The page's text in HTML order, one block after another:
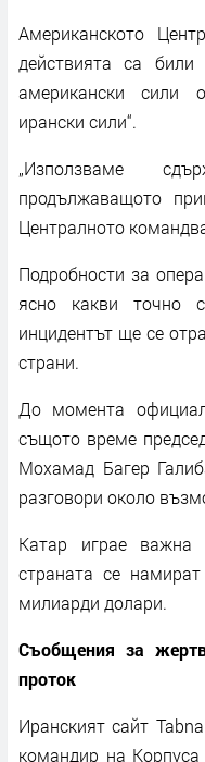
Американското
действията са
американски сили
ирански сили“.
„Използваме
продължаващото
Централното
Подробности за
ясно какви точно
инцидентът ще се
страни.
До момента
същото време
Мохамад Багер
разговори около
Катар играе
страната се
милиарди долари.
Съобщения за
проток
Иранският сайт
командир на